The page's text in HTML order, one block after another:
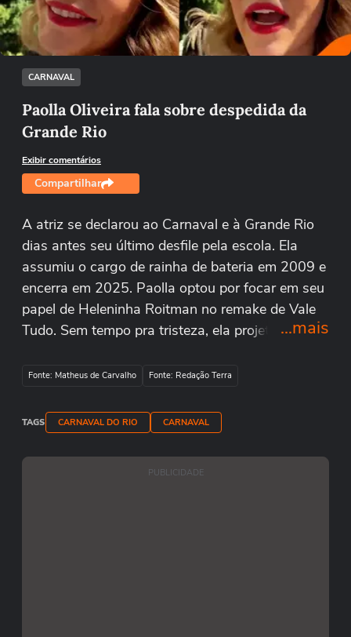
Tentar novamente
CARNAVAL
Paolla Oliveira fala sobre despedida da
Grande Rio
Exibir comentários
Compartilhar
A atriz se declarou ao Carnaval e à Grande Rio
dias antes seu último desfile pela escola. Ela
assumiu o cargo de rainha de bateria em 2009 e
encerra em 2025. Paolla optou por focar em seu
papel de Heleninha Roitman no remake de Vale
Tudo. Sem tempo pra tristeza, ela projetou um
Paolla ainda cumprimentou os fãs que
...mais
Fonte: Matheus de Carvalho Fonte: Redação Terra
TAGS CARNAVAL DO RIO CARNAVAL
PUBLICIDADE